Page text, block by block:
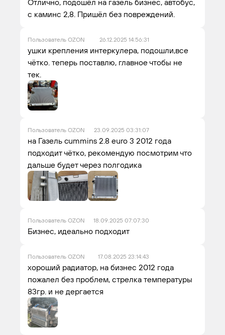
Отлично, подошёл на газель бизнес, автобус,
с каминс 2,8. Пришёл без повреждений.
Пользователь OZON 26.12.2025 14:56:31
ушки крепления интеркулера, подошли,все
чётко. теперь поставлю, главное чтобы не
тек.
Пользователь OZON 23.09.2025 03:31:07
на Газель cummins 2.8 euro 3 2012 года
подходит чётко, рекомендую посмотрим что
дальше будет через полгодика
Пользователь OZON 18.09.2025 07:07:30
Бизнес, идеально подходит
Пользователь OZON 17.08.2025 23:14:43
хороший радиатор, на бизнес 2012 года
пожалел без проблем, стрелка температуры
83гр. и не дергается